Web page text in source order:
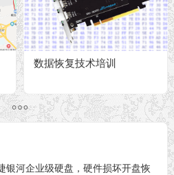
数据恢复技术培训
银河企业级硬盘，硬件损坏开盘恢